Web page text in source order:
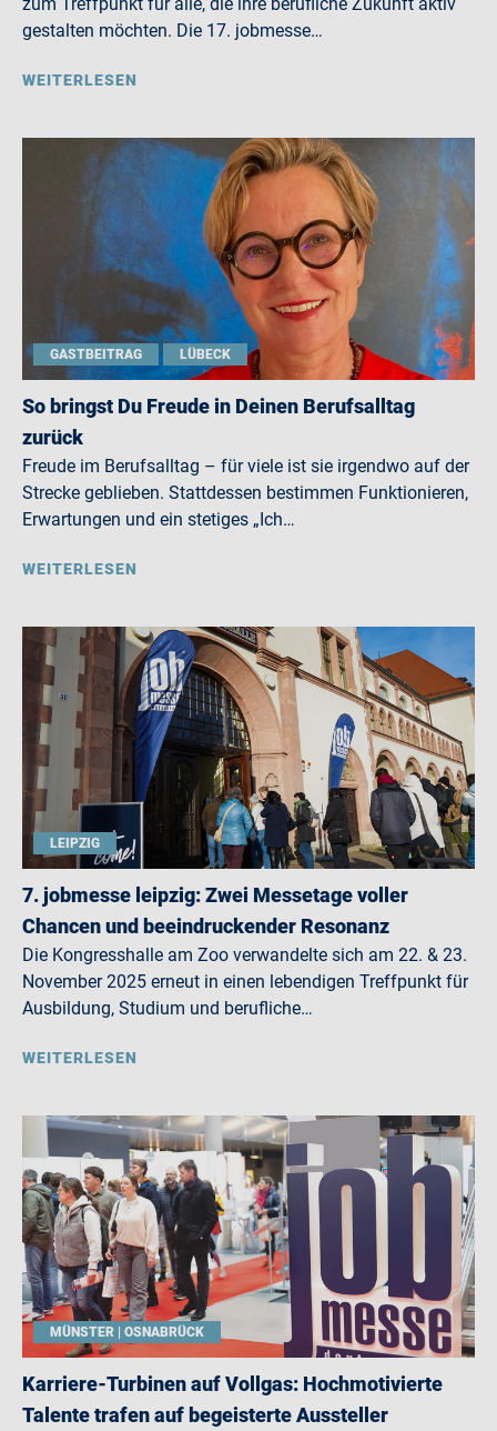
gestalten möchten. Die 17. jobmesse…
WEITERLESEN
GASTBEITRAG LÜBECK
So bringst Du Freude in Deinen Berufsalltag
zurück
Freude im Berufsalltag – für viele ist sie irgendwo auf der
Strecke geblieben. Stattdessen bestimmen Funktionieren,
Erwartungen und ein stetiges „Ich…
WEITERLESEN
LEIPZIG
7. jobmesse leipzig: Zwei Messetage voller
Chancen und beeindruckender Resonanz
Die Kongresshalle am Zoo verwandelte sich am 22. & 23.
November 2025 erneut in einen lebendigen Treffpunkt für
Ausbildung, Studium und berufliche…
WEITERLESEN
MÜNSTER | OSNABRÜCK
Karriere-Turbinen auf Vollgas: Hochmotivierte
Talente trafen auf begeisterte Aussteller